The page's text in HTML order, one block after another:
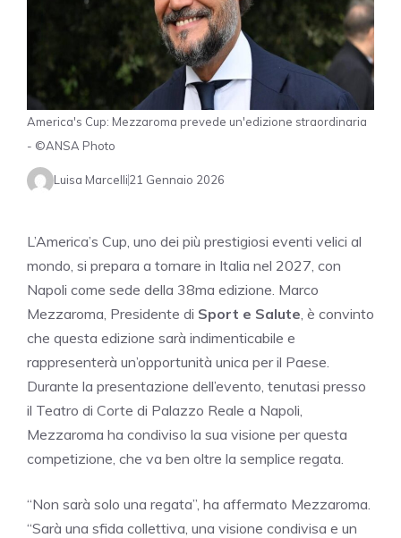
America's Cup: Mezzaroma prevede un'edizione straordinaria
- ©ANSA Photo
Luisa Marcelli21 Gennaio 2026
L’America’s Cup, uno dei più prestigiosi eventi velici al
mondo, si prepara a tornare in Italia nel 2027, con
Napoli come sede della 38ma edizione. Marco
Mezzaroma, Presidente di Sport e Salute , è convinto
che questa edizione sarà indimenticabile e
rappresenterà un’opportunità unica per il Paese.
Durante la presentazione dell’evento, tenutasi presso
il Teatro di Corte di Palazzo Reale a Napoli,
Mezzaroma ha condiviso la sua visione per questa
competizione, che va ben oltre la semplice regata.
“Non sarà solo una regata”, ha affermato Mezzaroma.
“Sarà una sfida collettiva, una visione condivisa e un